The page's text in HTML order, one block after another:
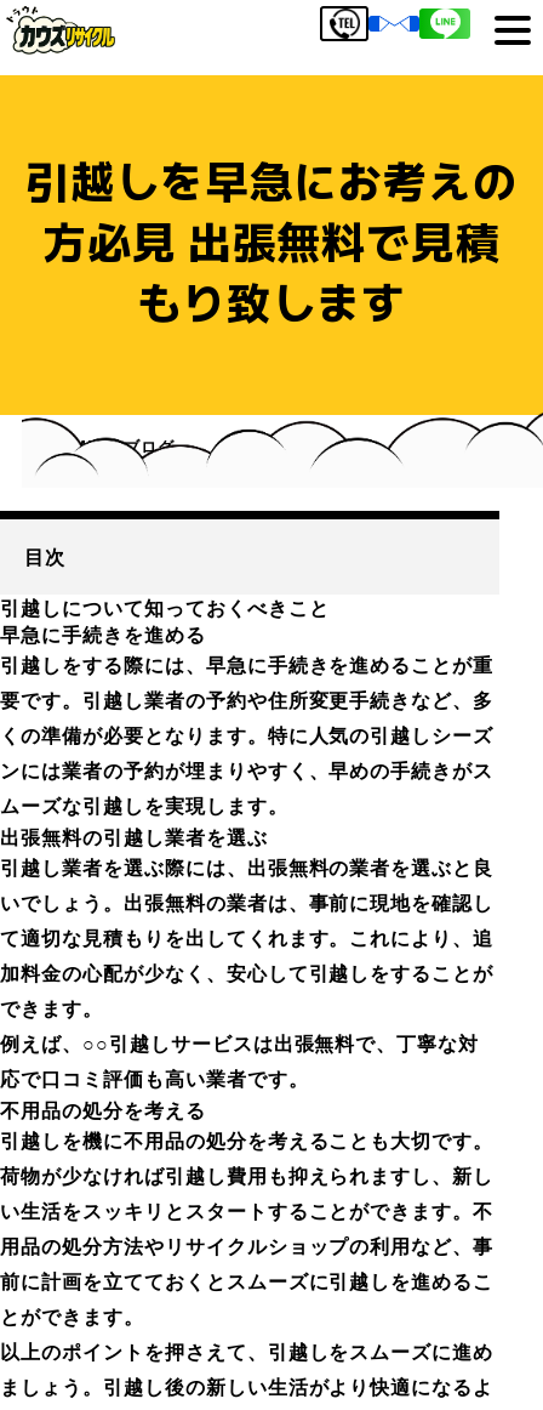
引越しを早急にお考えの
方必見 出張無料で見積
もり致します
HOME
ブログ
引越しを早急にお考えの方必見 出張無料で見積もり致し
ます
目次
引越しについて知っておくべきこと
早急に手続きを進める
引越しをする際には、早急に手続きを進めることが重
要です。引越し業者の予約や住所変更手続きなど、多
くの準備が必要となります。特に人気の引越しシーズ
ンには業者の予約が埋まりやすく、早めの手続きがス
ムーズな引越しを実現します。
出張無料の引越し業者を選ぶ
引越し業者を選ぶ際には、出張無料の業者を選ぶと良
いでしょう。出張無料の業者は、事前に現地を確認し
て適切な見積もりを出してくれます。これにより、追
加料金の心配が少なく、安心して引越しをすることが
できます。
例えば、○○引越しサービスは出張無料で、丁寧な対
応で口コミ評価も高い業者です。
不用品の処分を考える
引越しを機に不用品の処分を考えることも大切です。
荷物が少なければ引越し費用も抑えられますし、新し
い生活をスッキリとスタートすることができます。不
用品の処分方法やリサイクルショップの利用など、事
前に計画を立てておくとスムーズに引越しを進めるこ
とができます。
以上のポイントを押さえて、引越しをスムーズに進め
ましょう。引越し後の新しい生活がより快適になるよ